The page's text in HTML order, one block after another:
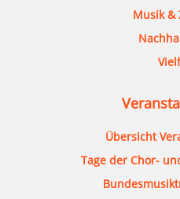
Musik &
Übersicht
Tage der Chor-